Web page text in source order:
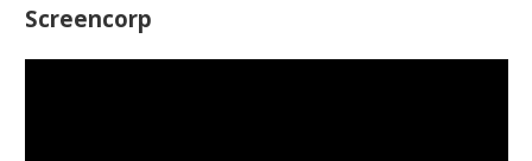
Screencorp